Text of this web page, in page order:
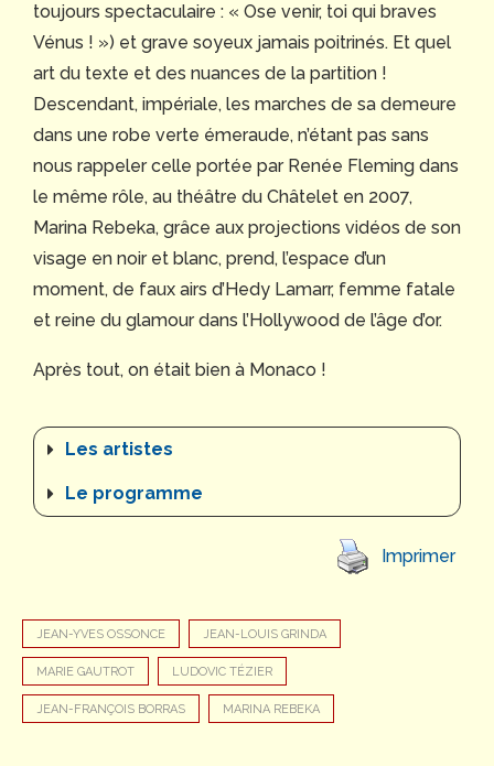
toujours spectaculaire : « Ose venir, toi qui braves
Vénus ! ») et grave soyeux jamais poitrinés. Et quel
art du texte et des nuances de la partition !
Descendant, impériale, les marches de sa demeure
dans une robe verte émeraude, n’étant pas sans
nous rappeler celle portée par Renée Fleming dans
le même rôle, au théâtre du Châtelet en 2007,
Marina Rebeka, grâce aux projections vidéos de son
visage en noir et blanc, prend, l’espace d’un
moment, de faux airs d’Hedy Lamarr, femme fatale
et reine du glamour dans l’Hollywood de l’âge d’or.
Après tout, on était bien à Monaco !
Les artistes
Le programme
Imprimer
JEAN-YVES OSSONCE JEAN-LOUIS GRINDA
MARIE GAUTROT LUDOVIC TÉZIER
JEAN-FRANÇOIS BORRAS MARINA REBEKA